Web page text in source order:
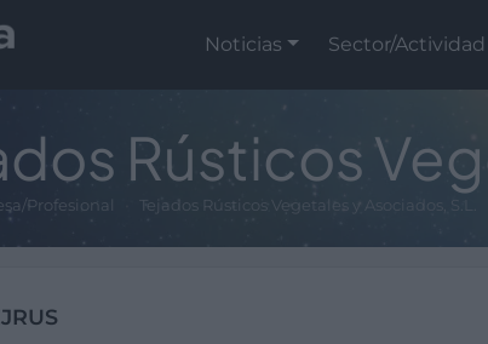
Noticias Sector/Actividad
Rústicos
Profesional Tejados Rústicos Vegetales y Asociados, S.L.